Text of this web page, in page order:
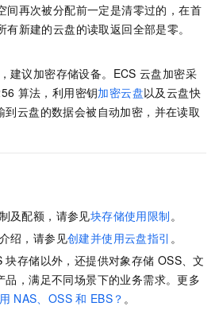
间再次被分配前一定是清零过的，在首
有新建的云盘的读取返回全部是零。
建议加密存储设备。ECS 云盘加密采
算法，利用密钥加密云盘以及云盘快
到云盘的数据会被自动加密，并在读取
及配额，请参见块存储使用限制 。
绍，请参见创建并使用云盘指引 。
块存储以外，还提供对象存储 OSS、文
品，满足不同场景下的业务需求。更多
NAS、OSS 和 EBS？ 。